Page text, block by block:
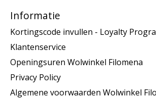
Informatie
Kortingscode invullen - Loyalty
Klantenservice
Openingsuren Wolwinkel Filomena
Privacy Policy
Algemene voorwaarden Wolwinkel